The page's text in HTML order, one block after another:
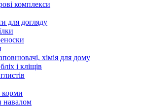
комплекси
для догляду
хімія для дому
і кліщів
корми
навалом